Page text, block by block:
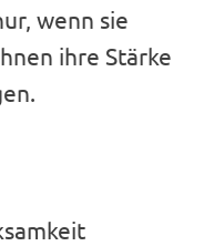
wenn sie
ihre Stärke